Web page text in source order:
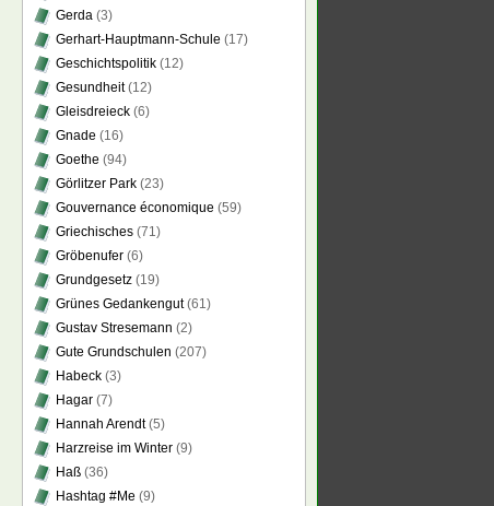
Gerda (3)
Gerhart-Hauptmann-Schule (17)
Geschichtspolitik (12)
Gesundheit(12)
Gleisdreieck (6)
Gnade (16)
Goethe (94)
Görlitzer Park (23)
Gouvernance économique (59)
Griechisches (71)
Gröbenufer (6)
Grundgesetz (19)
Grünes Gedankengut(61)
Gustav Stresemann (2)
Gute Grundschulen (207)
Habeck (3)
Hagar (7)
Hannah Arendt(5)
Harzreise im Winter (9)
Haß (36)
Hashtag #Me (9)